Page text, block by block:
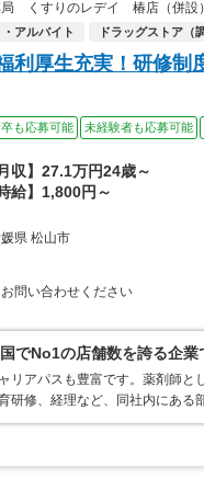
局 くすりのレデイ 椿店（併設
アルバイト ドラッグストア（
利厚生充実！研修
卒も応募可能 未経験者も応募可能
月収】27.1万円24歳～
時給】1,800円～
県 松山市
問い合わせください
国でNo1の店舗数を誇る企
リアパスも豊富です。薬剤師と
研修、経理など、同社内にあ